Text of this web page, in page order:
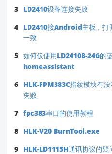
3 LD2410设备连接失败
4 LD2410接Android主板，打
一致
5 如何仅使用LD2410B-24G的
homeassistant
6 HLK-FPM383C指纹模块有
失败
7 fpc383串口的使用教程
8 HLK-V20 BurnTool.exe
9 HLK-LD1115H通讯协议的疑